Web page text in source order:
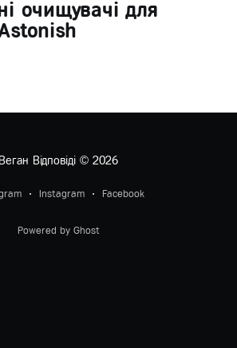
очищувачі для
Веган Відповіді© 2026
Instagram Facebook
Powered by Ghost